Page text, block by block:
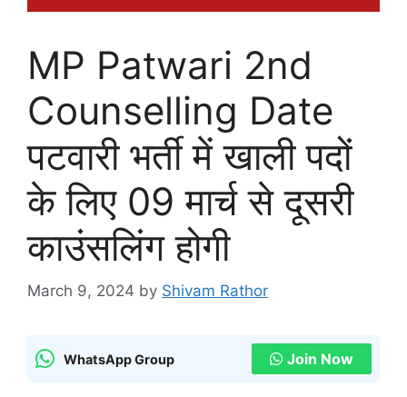
MP Patwari 2nd
Counselling Date
पटवारी भर्ती में खाली पदों
के लिए 09 मार्च से दूसरी
काउंसलिंग होगी
March 9, 2024 by Shivam Rathor
WhatsApp Group Join Now